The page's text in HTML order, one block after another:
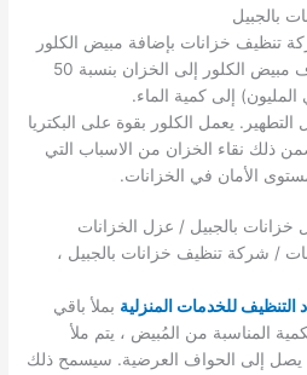
بالجبيل
تنظيف خزانات بإضافة مبيض الكلور
إلى الخزان. بعد ذلك ، يضاف مبيض الكلور إلى الخزان بنسبة 50
إلى كمية الماء.
يعمل الكلور بقوة على البكتريا
ذلك نقاء الخزان من الاسباب التي
الأمان في الخزانات.
خزانات بالجبيل / عزل الخزانات
/ شركة تنظيف خزانات بالجبيل ،
للخدمات المنزلية بملأ باقي
المناسبة من المُبيض ، يتم ملأ
يصل إلى الحواف العرضية. سيسمح ذلك